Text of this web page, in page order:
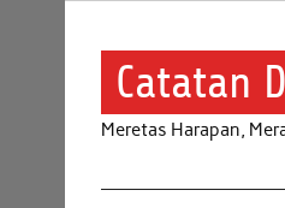
Catatan
Meretas Harapan,